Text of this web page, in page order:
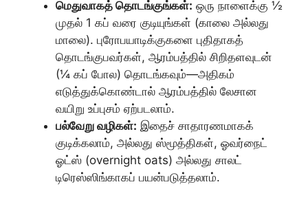
மெதுவாகத் தொடங்குங்கள்: ஒரு நாளைக்கு ½
முதல் 1 கப் வரை குடியுங்கள் (காலை அல்லது
மாலை). புரோபயாடிக்குகளை புதிதாகத்
தொடங்குபவர்கள், ஆரம்பத்தில் சிறிதளவுடன்
(¼ கப் போல) தொடங்கவும்—அதிகம்
எடுத்துக்கொண்டால் ஆரம்பத்தில் லேசான
வயிறு உப்புசம் ஏற்படலாம்.
பல்வேறு வழிகள்: இதைச் சாதாரணமாகக்
குடிக்கலாம், அல்லது ஸ்மூத்திகள், ஓவர்நைட்
ஓட்ஸ் (overnight oats) அல்லது சாலட்
டிரெஸ்ஸிங்காகப் பயன்படுத்தலாம்.